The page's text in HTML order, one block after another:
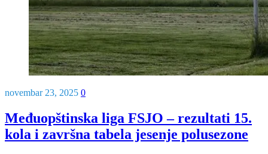
novembar 23, 2025 0
Međuopštinska liga FSJO – rezultati 15.
kola i završna tabela jesenje polusezone